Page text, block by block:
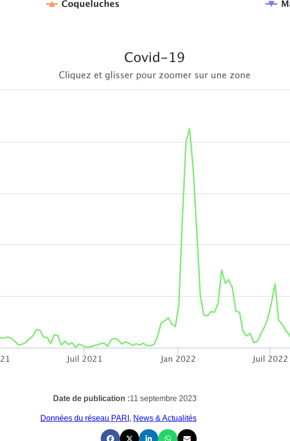
Date de publication :11 septembre 2023
Données du réseau PARI , News & Actualités